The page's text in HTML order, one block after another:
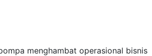
menghambat operasional bisnis